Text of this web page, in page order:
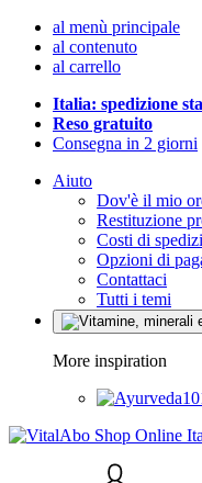
al menù principale
al contenuto
al carrello
Italia: spedizione
Reso gratuito
Consegna in 2 giorni
Aiuto
Dov'è il mio
Restituzione
Costi di
Opzioni di
Contattaci
Tutti i temi
More inspiration